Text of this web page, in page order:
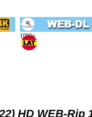
HD WEB-Rip